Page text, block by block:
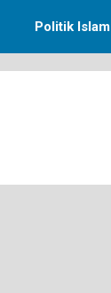
Politik Islam